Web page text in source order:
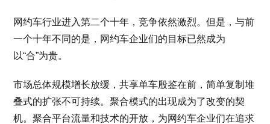
网约车行业进入第二个十年，竞争依然激烈。但是，与前
一个十年不同的是，网约车企业们的目标已然成为
以“合”为贵。
市场总体规模增长放缓，共享单车殷鉴在前，简单复制堆
叠式的扩张不可持续。聚合模式的出现成为了改变的契
机。聚合平台流量和技术的开放，为网约车企业们在追求